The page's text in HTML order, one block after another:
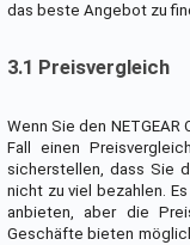
das beste Angebot zu
3.1 Preisvergleich
Wenn Sie den
Fall einen
sicherstellen, dass Sie
nicht zu viel bezahlen.
anbieten, aber die
Geschäfte bieten